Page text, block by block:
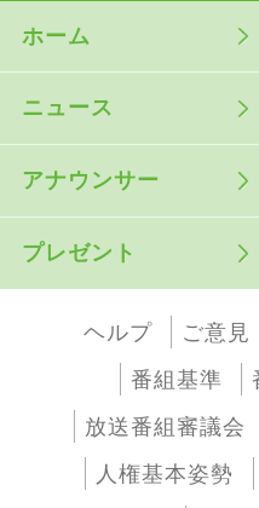
ホーム
ニュース
アナウンサー
プレゼント
ヘルプ ご意見
番組基準
放送番組審議会
人権基本姿勢